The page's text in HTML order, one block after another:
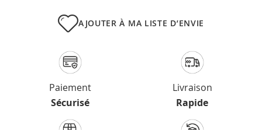
AJOUTER À MA LISTE D’ENVIE
Paiement
Sécurisé
Livraison
Rapide